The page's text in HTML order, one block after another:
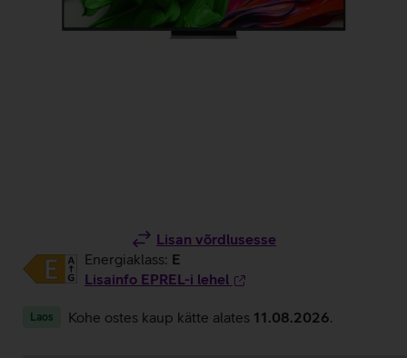
Lisan võrdlusesse
Energiaklass: E
Lisainfo EPREL-i lehel
Laos Kohe ostes kaup kätte alates 11.08.2026